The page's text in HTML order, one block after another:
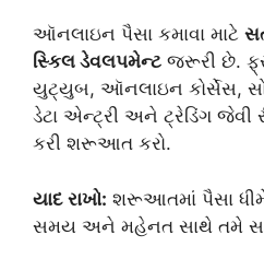
ઑનલાઇન પૈસા કમાવા માટે
સ્કિલ ડેવલપમેન્ટ જરૂરી છે.
યુટ્યુબ, ઑનલાઇન કોર્સેસ,
ડેટા એન્ટ્રી અને ટ્રેડિંગ જેવી
કરી શરૂઆત કરો.
યાદ રાખો: શરૂઆતમાં પૈસા
સમય અને મહેનત સાથે તમે